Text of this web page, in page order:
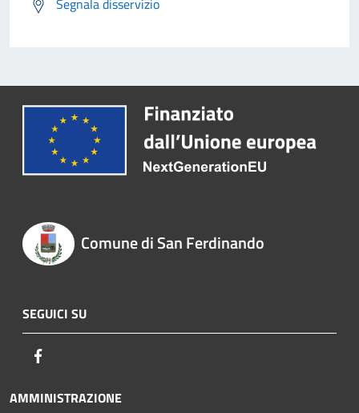
Segnala disservizio
Comune di San Ferdinando
SEGUICI SU
AMMINISTRAZIONE